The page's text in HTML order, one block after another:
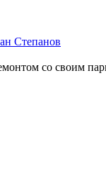
Степанов
со своим